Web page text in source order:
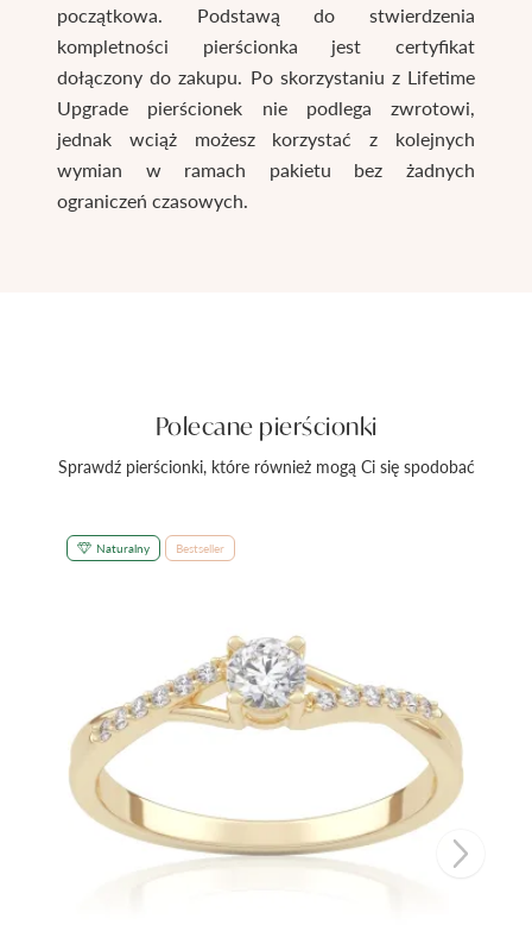
początkowa. Podstawą do stwierdzenia
kompletności pierścionka jest certyfikat
dołączony do zakupu. Po skorzystaniu z Lifetime
Upgrade pierścionek nie podlega zwrotowi,
jednak wciąż możesz korzystać z kolejnych
wymian w ramach pakietu bez żadnych
ograniczeń czasowych.
Polecane pierścionki
Sprawdź pierścionki, które również mogą Ci się spodobać
Naturalny Bestseller